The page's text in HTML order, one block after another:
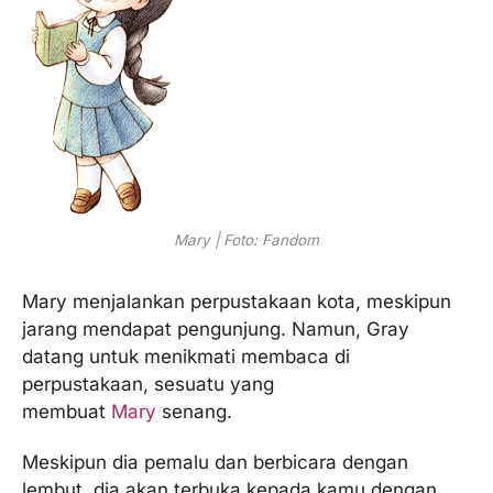
Mary | Foto: Fandom
Mary menjalankan perpustakaan kota, meskipun
jarang mendapat pengunjung. Namun, Gray
datang untuk menikmati membaca di
perpustakaan, sesuatu yang
membuat Mary senang.
Meskipun dia pemalu dan berbicara dengan